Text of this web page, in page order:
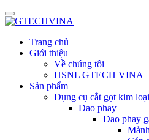
Trang chủ
Giới thiệu
Về chúng tôi
HSNL GTECH VINA
Sản phẩm
Dụng cụ cắt gọt kim loại
Dao phay
Dao phay